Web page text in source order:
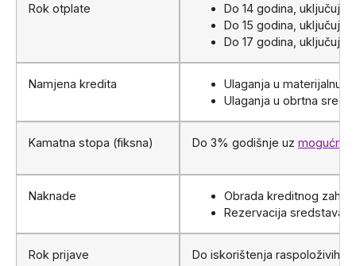
Rok otplate
Do 14 godina,
Do 15 godina,
Do 17 godina,
Namjena kredita
Ulaganja u materijalnu i
Ulaganja u obrtna
Kamatna stopa (fiksna) Do 3% godišnje uz
Naknade
Obrada kreditnog
Rezervacija sredstava:
Rok prijave Do iskorištenja raspoloživih